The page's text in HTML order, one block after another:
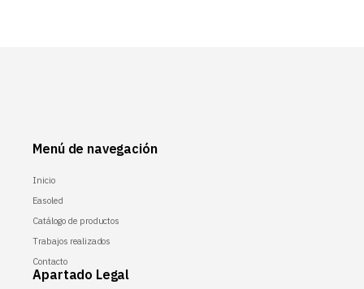
Menú de navegación
Inicio
Easoled
Catálogo de productos
Trabajos realizados
Contacto
Apartado Legal